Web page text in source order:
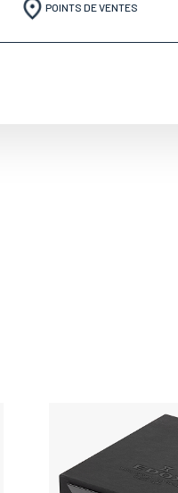
POINTS DE VENTES